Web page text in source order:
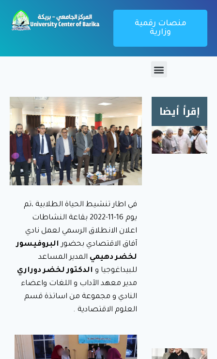
منصات رقمية
وزارية
إقرأ أيضا
زيارة
ميدانية
لمطعم
الإقامة
الجامعية
سرير
بريكة
لمراقبة
تحضير
وجبة
الإفطار
متابعة وضعية
والنظافة على
مستوى
تدشين
في اطار تنشيط الحياة الطلابية ،تم
يوم 16-11-2022 بقاعة النشاطات
اعلان الانطلاق الرسمي لعمل نادي
آفاق الاقتصادي بحضور البروفيسور
لخضر دهيمي المدير المساعد
للبيداغوجيا و الدكتور لخضر دوراري
مدير معهد الآداب و اللغات واعضاء
النادي و مجموعة من اساتذة قسم
العلوم الاقتصادية .